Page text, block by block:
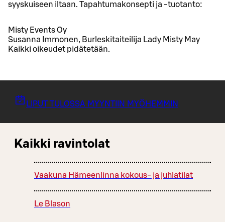
syyskuiseen iltaan. Tapahtumakonsepti ja -tuotanto:
Misty Events Oy
Susanna Immonen, Burleskitaiteilija Lady Misty May
Kaikki oikeudet pidätetään.
LIPUT TULOSSA MYYNTIIN MYÖHEMMIN
Kaikki ravintolat
Vaakuna Hämeenlinna kokous- ja juhlatilat
Le Blason